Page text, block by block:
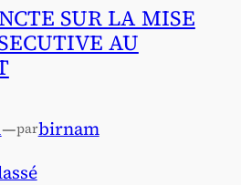
SUR LA MISE
AU
—parbirnam